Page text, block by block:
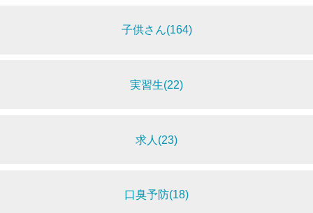
子供さん(164)
実習生(22)
求人(23)
口臭予防(18)